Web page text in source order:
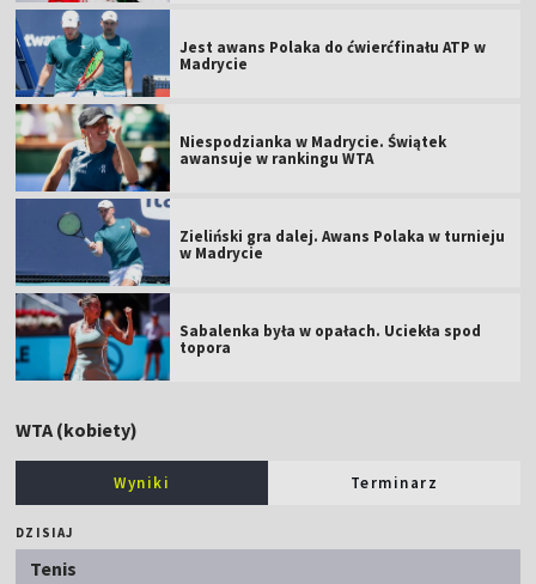
Jest awans Polaka do ćwierćfinału ATP w
Madrycie
Niespodzianka w Madrycie. Świątek
awansuje w rankingu WTA
Zieliński gra dalej. Awans Polaka w turnieju
w Madrycie
Sabalenka była w opałach. Uciekła spod
topora
WTA (kobiety)
Wyniki Terminarz
DZISIAJ
Tenis